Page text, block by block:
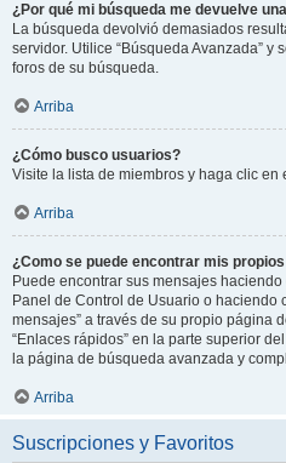
¿Por qué mi búsqueda me devuelve
La búsqueda devolvió demasiados
servidor. Utilice “Búsqueda Avanzada” y
foros de su búsqueda.
Arriba
¿Cómo busco usuarios?
Visite la lista de miembros y haga clic en
Arriba
¿Como se puede encontrar mis
Puede encontrar sus mensajes haciendo
Panel de Control de Usuario o haciendo
mensajes” a través de su propio página
“Enlaces rápidos” en la parte superior
la página de búsqueda avanzada y
Arriba
Suscripciones y Favoritos